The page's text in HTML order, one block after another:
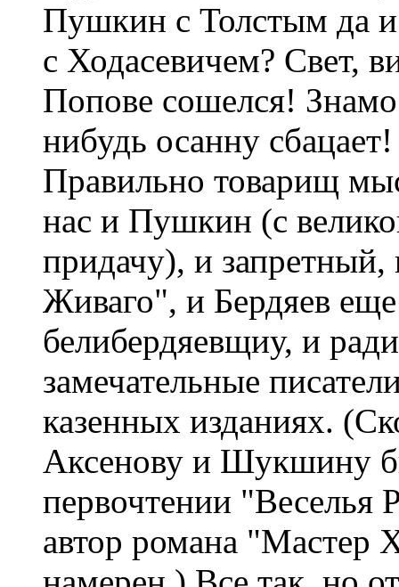
Пушкин с Толстым да
с Ходасевичем? Свет,
Попове сошелся!
нибудь осанну
Правильно товарищ
нас и Пушкин (с
придачу), и
Живаго", и Бердяев
белибердяевщиу, и
замечательные
казенных изданиях.
Аксенову и Шукшину
первочтении "Веселья
автор романа "Мастер